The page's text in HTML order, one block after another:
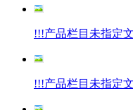
!!!产品栏目未指定
!!!产品栏目未指定